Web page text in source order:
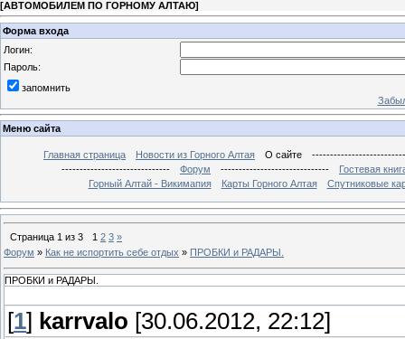
[АВТОМОБИЛЕМ ПО ГОРНОМУ АЛТАЮ]
Форма входа
Логин:
Пароль:
запомнить
Меню сайта
Главная страница Новости из Горного Алтая О сайте
------------------------------
Форум ------------------------------
Гостевая
Горный Алтай - Викимапия
Карты Горного Алтая Спутниковые
Страница 1 из 3 1 2 3 »
Форум » Как не испортить себе отдых » ПРОБКИ и РАДАРЫ.
ПРОБКИ и РАДАРЫ.
[1] karrvalo [30.06.2012, 22:12]